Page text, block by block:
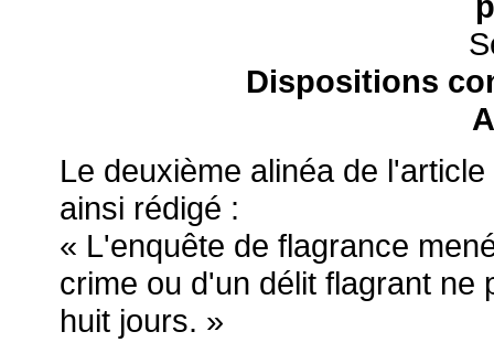
Dispositions
Le deuxième alinéa de
ainsi rédigé :
« L'enquête de flagrance
crime ou d'un délit flagrant ne
huit jours. »